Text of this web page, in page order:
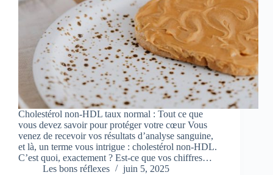
Cholestérol non-HDL taux normal : Tout ce que
vous devez savoir pour protéger votre cœur Vous
venez de recevoir vos résultats d’analyse sanguine,
et là, un terme vous intrigue : cholestérol non-HDL.
C’est quoi, exactement ? Est-ce que vos chiffres…
Les bons réflexes
juin 5, 2025